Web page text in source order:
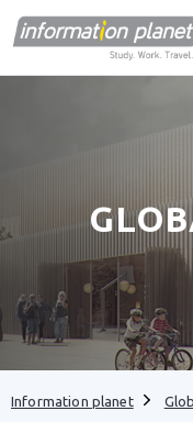
Information planet